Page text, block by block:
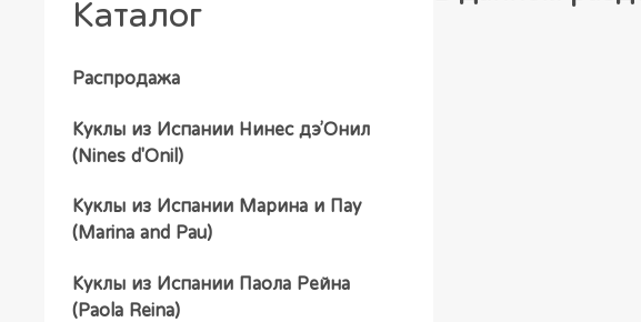
Каталог
Распродажа
Куклы из Испании Нинес дэ’Онил
(Nines d'Onil)
Куклы из Испании Марина и Пау
(Marina and Pau)
Куклы из Испании Паола Рейна
(Paola Reina)